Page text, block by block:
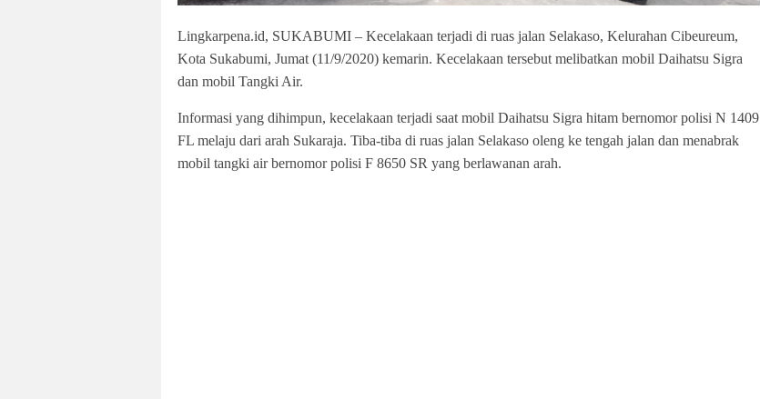
Lingkarpena.id, SUKABUMI – Kecelakaan terjadi di ruas jalan Selakaso, Kelurahan Cibeureum,
Kota Sukabumi, Jumat (11/9/2020) kemarin. Kecelakaan tersebut melibatkan mobil Daihatsu Sigra
dan mobil Tangki Air.
Informasi yang dihimpun, kecelakaan terjadi saat mobil Daihatsu Sigra hitam bernomor polisi N 1409
FL melaju dari arah Sukaraja. Tiba-tiba di ruas jalan Selakaso oleng ke tengah jalan dan menabrak
mobil tangki air bernomor polisi F 8650 SR yang berlawanan arah.